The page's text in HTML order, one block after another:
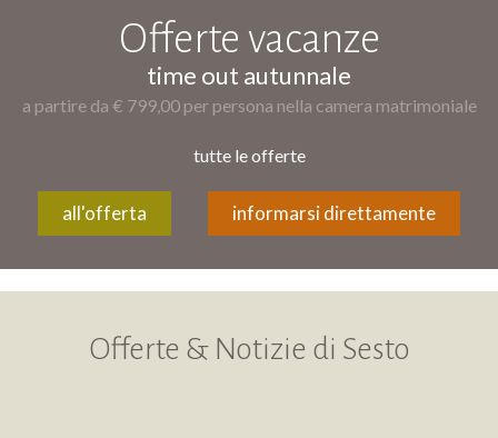
Offerte vacanze
time out autunnale
a partire da € 799,00 per persona nella camera matrimoniale
tutte le offerte
all'offerta informarsi direttamente
Offerte & Notizie di Sesto